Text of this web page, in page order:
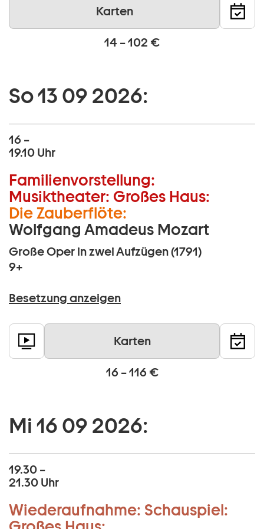
Karten
14 – 102 €
So 13 09 2026:
16 –
19.10 Uhr
Familienvorstellung:
Musiktheater: Großes Haus:
Die Zauberflöte:
Wolfgang Amadeus Mozart
Große Oper in zwei Aufzügen (1791)
9+
Besetzung anzeigen
Karten
16 – 116 €
Mi 16 09 2026:
19.30 –
21.30 Uhr
Wiederaufnahme: Schauspiel: